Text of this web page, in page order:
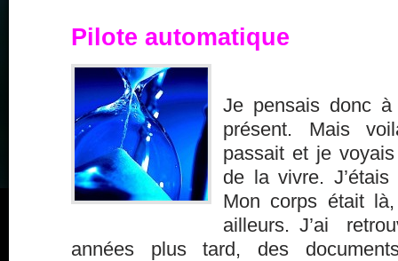
Pilote automatique
Je pensais donc
présent. Mais
passait et je
de la vivre.
Mon corps était
ailleurs. J’ai
années plus tard, des